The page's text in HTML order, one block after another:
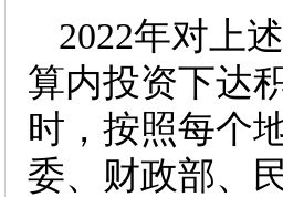
2022年对上
算内投资下达
时，按照每个
委、财政部、